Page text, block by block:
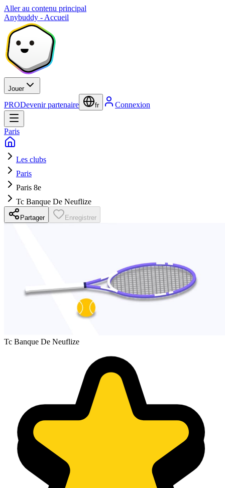
Aller au contenu principal
Anybuddy - Accueil
Jouer
PRODevenir partenaire fr Connexion
Paris
Les clubs
Paris
Paris 8e
Tc Banque De Neuflize
Partager Enregistrer
Tc Banque De Neuflize